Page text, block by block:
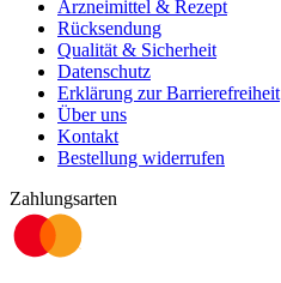
Arzneimittel & Rezept
Rücksendung
Qualität & Sicherheit
Datenschutz
Erklärung zur Barrierefreiheit
Über uns
Kontakt
Bestellung widerrufen
Zahlungsarten